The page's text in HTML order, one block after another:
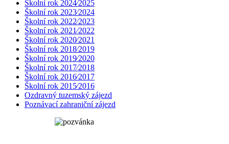
Školní rok 2024⁄2025
Školní rok 2023⁄2024
Školní rok 2022⁄2023
Školní rok 2021⁄2022
Školní rok 2020⁄2021
Školní rok 2018⁄2019
Školní rok 2019⁄2020
Školní rok 2017⁄2018
Školní rok 2016⁄2017
Školní rok 2015⁄2016
Ozdravný tuzemský zájezd
Poznávací zahraniční zájezd